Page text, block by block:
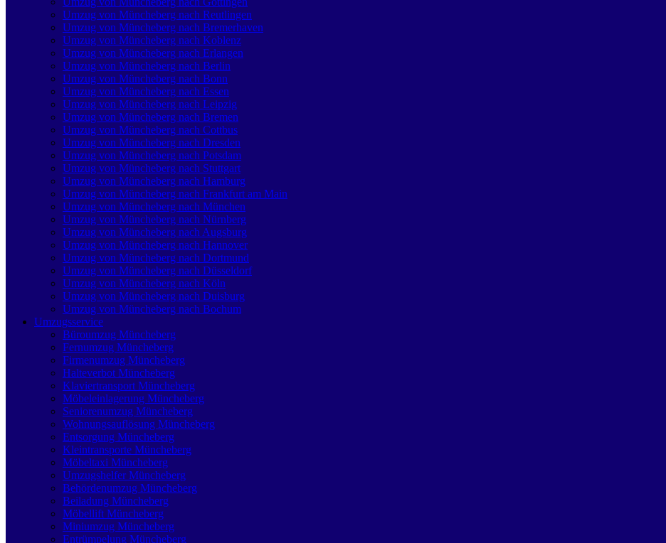
Umzug von Müncheberg nach Reutlingen
Umzug von Müncheberg nach Bremer­haven
Umzug von Müncheberg nach Koblenz
Umzug von Müncheberg nach Erlangen
Umzug von Müncheberg nach Berlin
Umzug von Müncheberg nach Bonn
Umzug von Müncheberg nach Essen
Umzug von Müncheberg nach Leipzig
Umzug von Müncheberg nach Bremen
Umzug von Müncheberg nach Cottbus
Umzug von Müncheberg nach Dresden
Umzug von Müncheberg nach Potsdam
Umzug von Müncheberg nach Stuttgart
Umzug von Müncheberg nach Hamburg
Umzug von Müncheberg nach Frankfurt am Main
Umzug von Müncheberg nach München
Umzug von Müncheberg nach Nürnberg
Umzug von Müncheberg nach Augsburg
Umzug von Müncheberg nach Hannover
Umzug von Müncheberg nach Dortmund
Umzug von Müncheberg nach Düsseldorf
Umzug von Müncheberg nach Köln
Umzug von Müncheberg nach Duisburg
Umzug von Müncheberg nach Bochum
Umzugsservice
Büroumzug Müncheberg
Fernumzug Müncheberg
Firmenumzug Müncheberg
Halteverbot Müncheberg
Klaviertransport Müncheberg
Möbeleinlagerung Müncheberg
Seniorenumzug Müncheberg
Wohnungsauflösung Müncheberg
Entsorgung Müncheberg
Kleintransporte Müncheberg
Möbeltaxi Müncheberg
Umzugshelfer Müncheberg
Behördenumzug Müncheberg
Beiladung Müncheberg
Möbellift Müncheberg
Miniumzug Müncheberg
Entrümpelung Müncheberg